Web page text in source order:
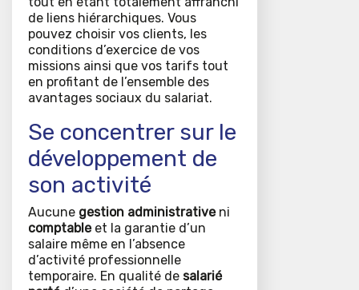
de liens hiérarchiques. Vous
pouvez choisir vos clients, les
conditions d’exercice de vos
missions ainsi que vos tarifs tout
en profitant de l’ensemble des
avantages sociaux du salariat.
Se concentrer sur le
développement de
son activité
Aucune gestion administrativeni
comptableet la garantie d’un
salaire même en l’absence
d’activité professionnelle
temporaire. En qualité de salarié